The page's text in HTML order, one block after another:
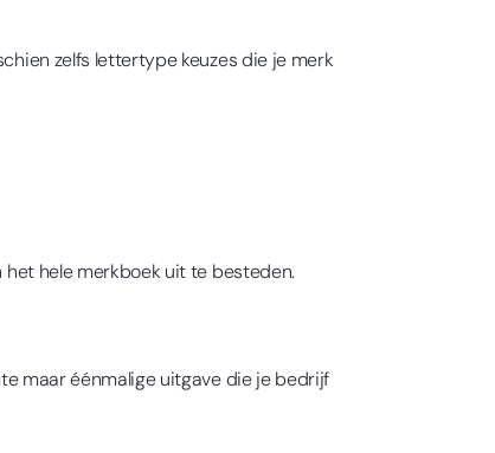
zelfs lettertype keuzes die je merk
hele merkboek uit te besteden.
maar éénmalige uitgave die je bedrijf